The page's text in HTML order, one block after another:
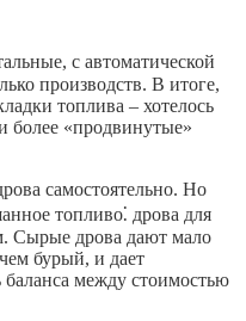
с автоматической
производств. В итоге,
топлива – хотелось
более «продвинутые»
самостоятельно. Но
топливо⁚ дрова для
Сырые дрова дают мало
бурый, и дает
баланса между стоимостью